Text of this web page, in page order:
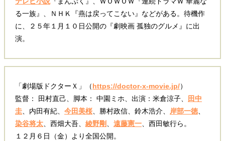
る一族』、ＮＨＫ『燕は戻ってこない』などがある。待機作
に、２５年１月１０日公開の『劇映画 孤独のグルメ』に出
演。
「劇場版ドクターＸ」（https://doctor-x-movie.jp/）
監督： 田村直己、脚本： 中園ミホ、出演：米倉涼子、
田中
圭 、内田有紀、 今田美桜 、勝村政信、鈴木浩介、 岸部一徳
染谷将太 、西畑大吾、 綾野剛 遠藤憲一 、西田敏行ら。
１２月６日（金）より全国公開。